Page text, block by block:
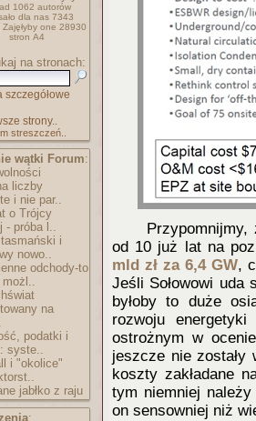
1062 autorów
dla nas 7343
Zajęłyby one 28930
stron A4
na stronach:
szczegółowe
strony..
streszczeń..
wątki Forum:
liczby
i nie par..
o Trójcy
- próba l..
tasmański i
nowo..
odchody-to
możl..
na
podatki i
syste..
i "okolice"
jabłko z raju
:
od 10 już lat na
mld zł za 6,4 GW,
Jeśli Sołowowi uda
byłoby to duże
rozwoju
ostrożnym w
jeszcze nie zostały
koszty zakładane
tym niemniej
on sensowniej niż